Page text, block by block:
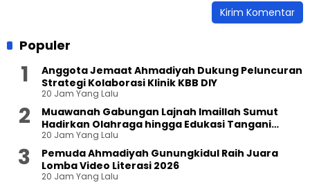
Populer
Anggota Jemaat Ahmadiyah Dukung Peluncuran
Strategi Kolaborasi Klinik KBB DIY
20 Jam Yang Lalu
Muawanah Gabungan Lajnah Imaillah Sumut
Hadirkan Olahraga hingga Edukasi Tangani
Sampah
20 Jam Yang Lalu
Pemuda Ahmadiyah Gunungkidul Raih Juara
Lomba Video Literasi 2026
20 Jam Yang Lalu